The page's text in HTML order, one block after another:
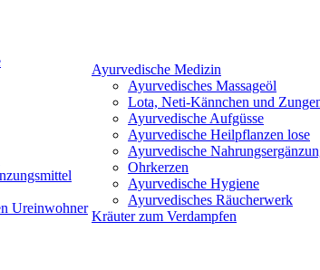
Ureinwohner
Ayurvedische Medizin
Ayurvedisches Massageöl
Lota, Neti-Kännchen und
Ayurvedische Aufgüsse
Ayurvedische Heilpflanzen lose
Ayurvedische
Ohrkerzen
Ayurvedische Hygiene
Ayurvedisches Räucherwerk
Kräuter zum Verdampfen